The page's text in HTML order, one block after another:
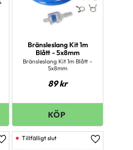
Bränsleslang Kit 1m
Blått - 5x8mm
Bränsleslang Kit 1m Blått -
5x8mm
89kr
Lägg till i favoriter Lägg till i